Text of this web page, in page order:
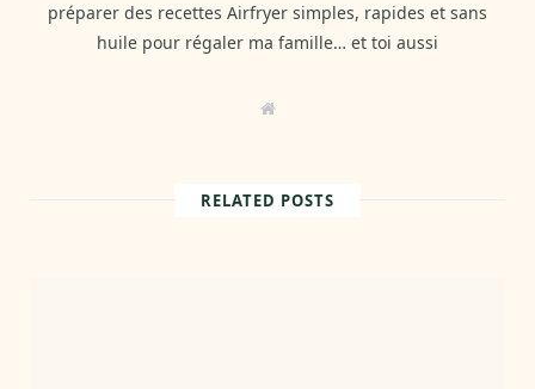
préparer des recettes Airfryer simples, rapides et sans
huile pour régaler ma famille… et toi aussi
W
RELATED POSTS